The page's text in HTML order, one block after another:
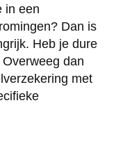
in een
Dan is
Heb je dure
dan
met